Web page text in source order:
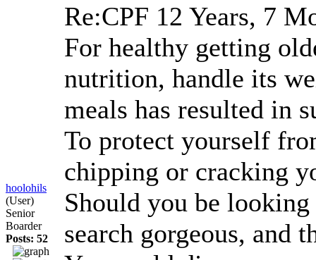
hoolohils
(User)
Senior
Boarder
Posts: 52
Re:CPF 12 Years, 7
For healthy getting
nutrition, handle its
meals has resulted in
To protect yourself
chipping or cracking
Should you be
search gorgeous, and